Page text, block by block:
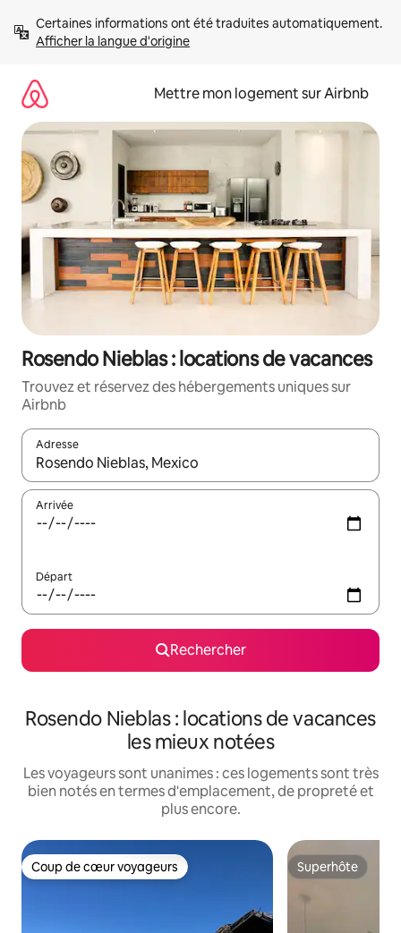
directement
Afficher la langue d'origine
Mettre mon logement sur Airbnb
Rosendo Nieblas : locations de vacances
Trouvez et réservez des hébergements uniques sur
Airbnb
Adresse
Lorsque les résultats s'affichent, utilisez les flèches vers le
Arrivée
Départ
Rechercher
Rosendo Nieblas : locations de vacances
les mieux notées
Les voyageurs sont unanimes : ces logements sont très
bien notés en termes d'emplacement, de propreté et
plus encore.
Coup de cœur voyageurs
Coup de cœur voyageurs Superhôte
Superhôte